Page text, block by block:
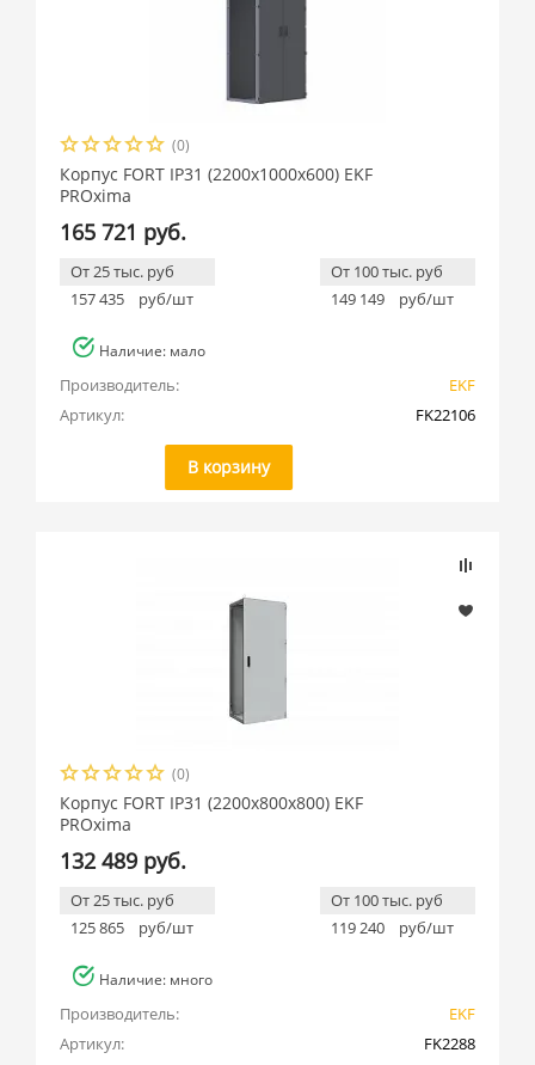
Производитель
EKF (
(0)
Корпус FORT IP31 (2200x1000x600) EKF
PROxima
165 721 руб.
От 25 тыс. руб
157 435
руб/шт
От 100 тыс. руб
149 149
руб/шт
Наличие: мало
Производитель:
EKF
Артикул:
FK22106
В корзину
(0)
Корпус FORT IP31 (2200x800x800) EKF
PROxima
132 489 руб.
От 25 тыс. руб
125 865
руб/шт
От 100 тыс. руб
119 240
руб/шт
Наличие: много
Производитель:
EKF
Артикул:
FK2288